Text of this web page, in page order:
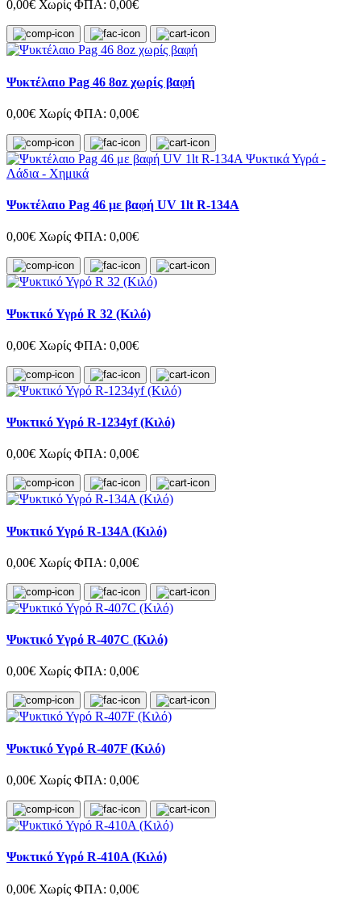
0,00€ Χωρίς ΦΠΑ: 0,00€
Ψυκτέλαιο Pag 46 8oz χωρίς βαφή
0,00€ Χωρίς ΦΠΑ: 0,00€
Ψυκτέλαιο Pag 46 με βαφή UV 1lt R-134A
0,00€ Χωρίς ΦΠΑ: 0,00€
Ψυκτικό Υγρό R 32 (Κιλό)
0,00€ Χωρίς ΦΠΑ: 0,00€
Ψυκτικό Υγρό R-1234yf (Κιλό)
0,00€ Χωρίς ΦΠΑ: 0,00€
Ψυκτικό Υγρό R-134A (Κιλό)
0,00€ Χωρίς ΦΠΑ: 0,00€
Ψυκτικό Υγρό R-407C (Κιλό)
0,00€ Χωρίς ΦΠΑ: 0,00€
Ψυκτικό Υγρό R-407F (Κιλό)
0,00€ Χωρίς ΦΠΑ: 0,00€
Ψυκτικό Υγρό R-410A (Κιλό)
0,00€ Χωρίς ΦΠΑ: 0,00€